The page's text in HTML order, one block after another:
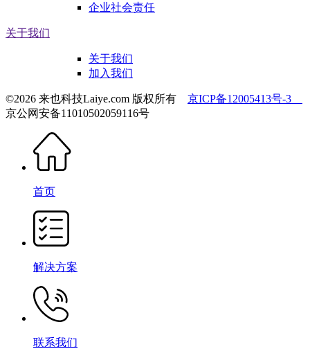
企业社会责任
关于我们
关于我们
加入我们
©2026 来也科技Laiye.com 版权所有 京ICP备12005413号-3
京公网安备11010502059116号
首页
解决方案
联系我们